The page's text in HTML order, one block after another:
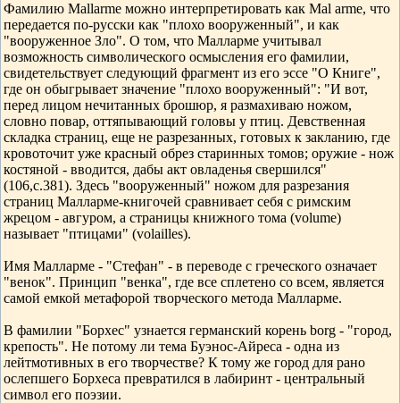
Фамилию Mallarme можно интерпретировать как Mal arme, что
передается по-русски как "плохо вооруженный", и как
"вооруженное Зло". О том, что Малларме учитывал
возможность символического осмысления его фамилии,
свидетельствует следующий фрагмент из его эссе "О Книге",
где он обыгрывает значение "плохо вооруженный": "И вот,
перед лицом нечитанных брошюр, я размахиваю ножом,
словно повар, оттяпывающий головы у птиц. Девственная
складка страниц, еще не разрезанных, готовых к закланию, где
кровоточит уже красный обрез старинных томов; оружие - нож
костяной - вводится, дабы акт овладенья свершился"
(106,с.381). Здесь "вооруженный" ножом для разрезания
страниц Малларме-книгочей сравнивает себя с римским
жрецом - авгуром, а страницы книжного тома (volume)
называет "птицами" (volailles).
Имя Малларме - "Стефан" - в переводе с греческого означает
"венок". Принцип "венка", где все сплетено со всем, является
самой емкой метафорой творческого метода Малларме.
В фамилии "Борхес" узнается германский корень borg - "город,
крепость". Не потому ли тема Буэнос-Айреса - одна из
лейтмотивных в его творчестве? К тому же город для рано
ослепшего Борхеса превратился в лабиринт - центральный
символ его поэзии.